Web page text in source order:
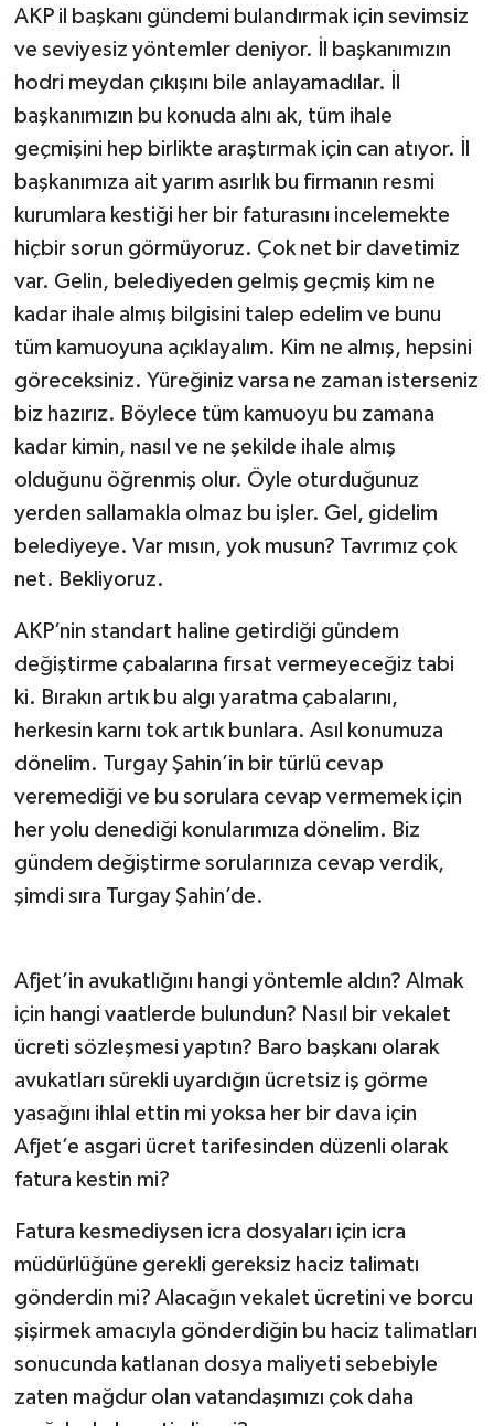
AKP il başkanı gündemi bulandırmak için sevimsiz
ve seviyesiz yöntemler deniyor. İl başkanımızın
hodri meydan çıkışını bile anlayamadılar. İl
başkanımızın bu konuda alnı ak, tüm ihale
geçmişini hep birlikte araştırmak için can atıyor. İl
başkanımıza ait yarım asırlık bu firmanın resmi
kurumlara kestiği her bir faturasını incelemekte
hiçbir sorun görmüyoruz. Çok net bir davetimiz
var. Gelin, belediyeden gelmiş geçmiş kim ne
kadar ihale almış bilgisini talep edelim ve bunu
tüm kamuoyuna açıklayalım. Kim ne almış, hepsini
göreceksiniz. Yüreğiniz varsa ne zaman isterseniz
biz hazırız. Böylece tüm kamuoyu bu zamana
kadar kimin, nasıl ve ne şekilde ihale almış
olduğunu öğrenmiş olur. Öyle oturduğunuz
yerden sallamakla olmaz bu işler. Gel, gidelim
belediyeye. Var mısın, yok musun? Tavrımız çok
net. Bekliyoruz.
AKP’nin standart haline getirdiği gündem
değiştirme çabalarına fırsat vermeyeceğiz tabi
ki. Bırakın artık bu algı yaratma çabalarını,
herkesin karnı tok artık bunlara. Asıl konumuza
dönelim. Turgay Şahin’in bir türlü cevap
veremediği ve bu sorulara cevap vermemek için
her yolu denediği konularımıza dönelim. Biz
gündem değiştirme sorularınıza cevap verdik,
şimdi sıra Turgay Şahin’de.
Afjet’in avukatlığını hangi yöntemle aldın? Almak
için hangi vaatlerde bulundun? Nasıl bir vekalet
ücreti sözleşmesi yaptın? Baro başkanı olarak
avukatları sürekli uyardığın ücretsiz iş görme
yasağını ihlal ettin mi yoksa her bir dava için
Afjet’e asgari ücret tarifesinden düzenli olarak
fatura kestin mi?
Fatura kesmediysen icra dosyaları için icra
müdürlüğüne gerekli gereksiz haciz talimatı
gönderdin mi? Alacağın vekalet ücretini ve borcu
şişirmek amacıyla gönderdiğin bu haciz talimatları
sonucunda katlanan dosya maliyeti sebebiyle
zaten mağdur olan vatandaşımızı çok daha